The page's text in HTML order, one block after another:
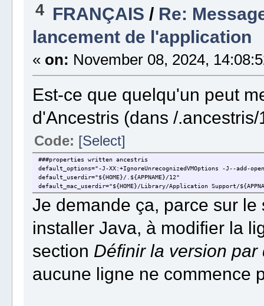
4 FRANÇAIS / Re:
lancement de l'application
« on: November 08, 2024,
Est-ce que quelqu'un peut
d'Ancestris (dans /
Code: [Select]
###properties written ancestris
default_options="-J-XX:+IgnoreUnrecognizedVMOptions -J--add-
default_userdir="${HOME}/.${APPNAME}/12"
default_mac_userdir="${HOME}/Library/Application Support/
Je demande ça, parce sur
installer Java, à modifier la
section Définir la version par
aucune ligne ne commence